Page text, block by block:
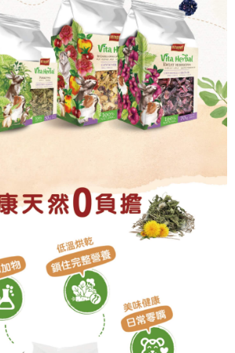
宜，請瀏覽以下網址：
先徵得法定代理人或監護人之同意方可使用
未經同意申辦者引起之損失，本公司不負相關責
付」時，將依據個別帳號之用戶狀況，依本公司即
度；若仍有額度不足之情形，本公司將視審查結果
或使用他人資訊註冊。若發現惡意使用之情形，
有權停止該用戶之使用額度並採取法律行動。
含以上)免運費
含以上)免運費
前下單當日到！🐶
含以上)免運費